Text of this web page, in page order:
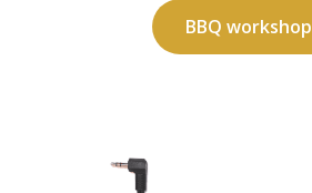
BBQ workshop